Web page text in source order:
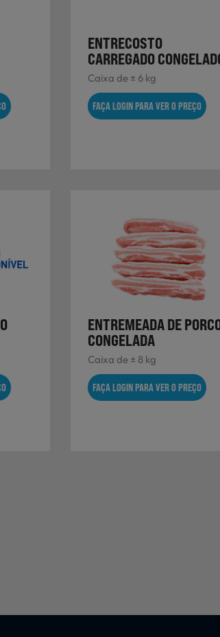
ENTRECOSTO
CARREGADO
Caixa de ± 6 kg
FAÇA LOGIN PARA VER O PREÇO
ENTREMEADA DE
CONGELADA
Caixa de ± 8 kg
FAÇA LOGIN PARA VER O PREÇO